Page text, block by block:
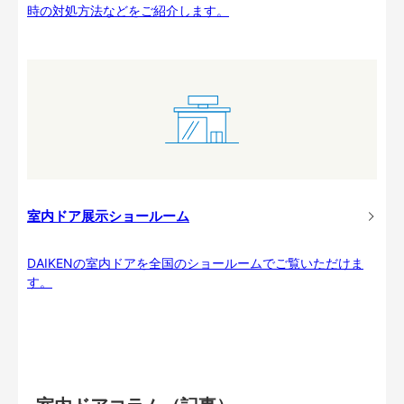
時の対処方法などをご紹介します。
室内ドア展示ショールーム
DAIKENの室内ドアを全国のショールームでご覧いただけま
す。